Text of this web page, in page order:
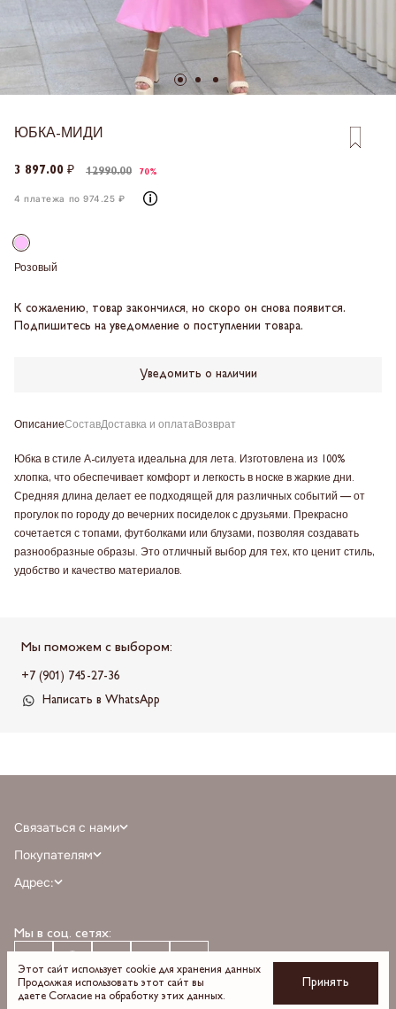
ЮБКА-МИДИ
3 897.00 ₽ 12990.00 70%
4 платежа по 974.25 ₽
Розовый
К сожалению, товар закончился, но скоро он снова появится.
Подпишитесь на уведомление о поступлении товара.
Уведомить о наличии
ОписаниеСоставДоставка и оплатаВозврат
Юбка в стиле А-силуета идеальна для лета. Изготовлена из 100%
хлопка, что обеспечивает комфорт и легкость в носке в жаркие дни.
Средняя длина делает ее подходящей для различных событий — от
прогулок по городу до вечерних посиделок с друзьями. Прекрасно
сочетается с топами, футболками или блузами, позволяя создавать
разнообразные образы. Это отличный выбор для тех, кто ценит стиль,
удобство и качество материалов.
Мы поможем с выбором:
+7 (901) 745-27-36
Написать в WhatsApp
Мы в соц. сетях:
Связаться с нами
+7 (968) 388-77-75
Написать в MAX
Покупателям
Личный кабинет
О бренде
Оплата
Доставка
Возврат и обмен
Адрес:
Время работы: пн-вс 10:00 — 22:00
Этот сайт использует cookie для хранения данных
Продолжая использовать этот сайт вы
даете Согласие на обработку этих данных.
Принять